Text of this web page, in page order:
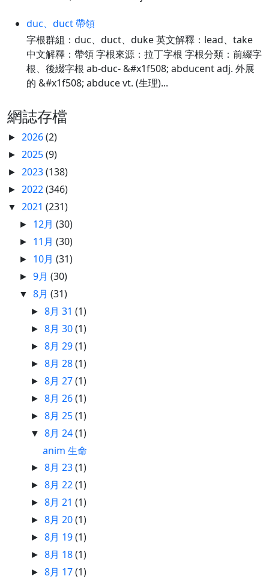
duc、duct 帶領
字根群組：duc、duct、duke 英文解釋：lead、take
中文解釋：帶領 字根來源：拉丁字根 字根分類：前綴字
根、後綴字根 ab-duc- &#x1f508; abducent adj. 外展
的 &#x1f508; abduce vt. (生理)...
網誌存檔
► 2026(2)
► 2025(9)
► 2023(138)
► 2022(346)
▼ 2021 (231)
► 12月(30)
► 11月(30)
► 10月(31)
►9月(30)
▼8月(31)
►8月 31(1)
►8月 30(1)
►8月 29(1)
►8月 28(1)
►8月 27(1)
►8月 26(1)
►8月 25(1)
▼8月 24(1)
anim 生命
►8月 23(1)
►8月 22(1)
►8月 21(1)
►8月 20(1)
►8月 19(1)
►8月 18(1)
►8月 17(1)